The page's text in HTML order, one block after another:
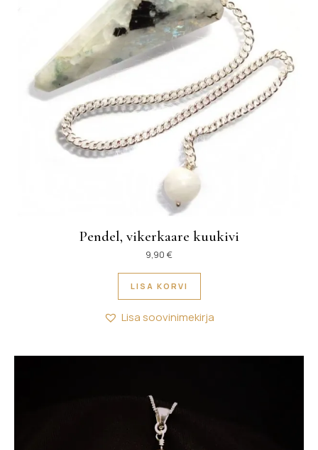
Pendel, vikerkaare kuukivi
9,90 €
LISA KORVI
Lisa soovinimekirja